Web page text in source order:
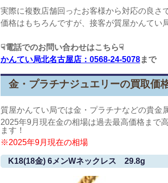
実際に複数店舗回ったお客様から対応の良さ
価格はもちろんですが、接客が質屋かんてい
☟電話でのお問い合わせはこちら☟
かんてい局北名古屋店：0568-24-5078まで
金・プラチナジュエリーの買取価
質屋かんてい局では金・プラチナなどの貴金
2025年9月現在金の相場は過去最高価格まで
ます！
※2025年9月現在の相場
K18(18金) 6メンWネックレス 29.8g